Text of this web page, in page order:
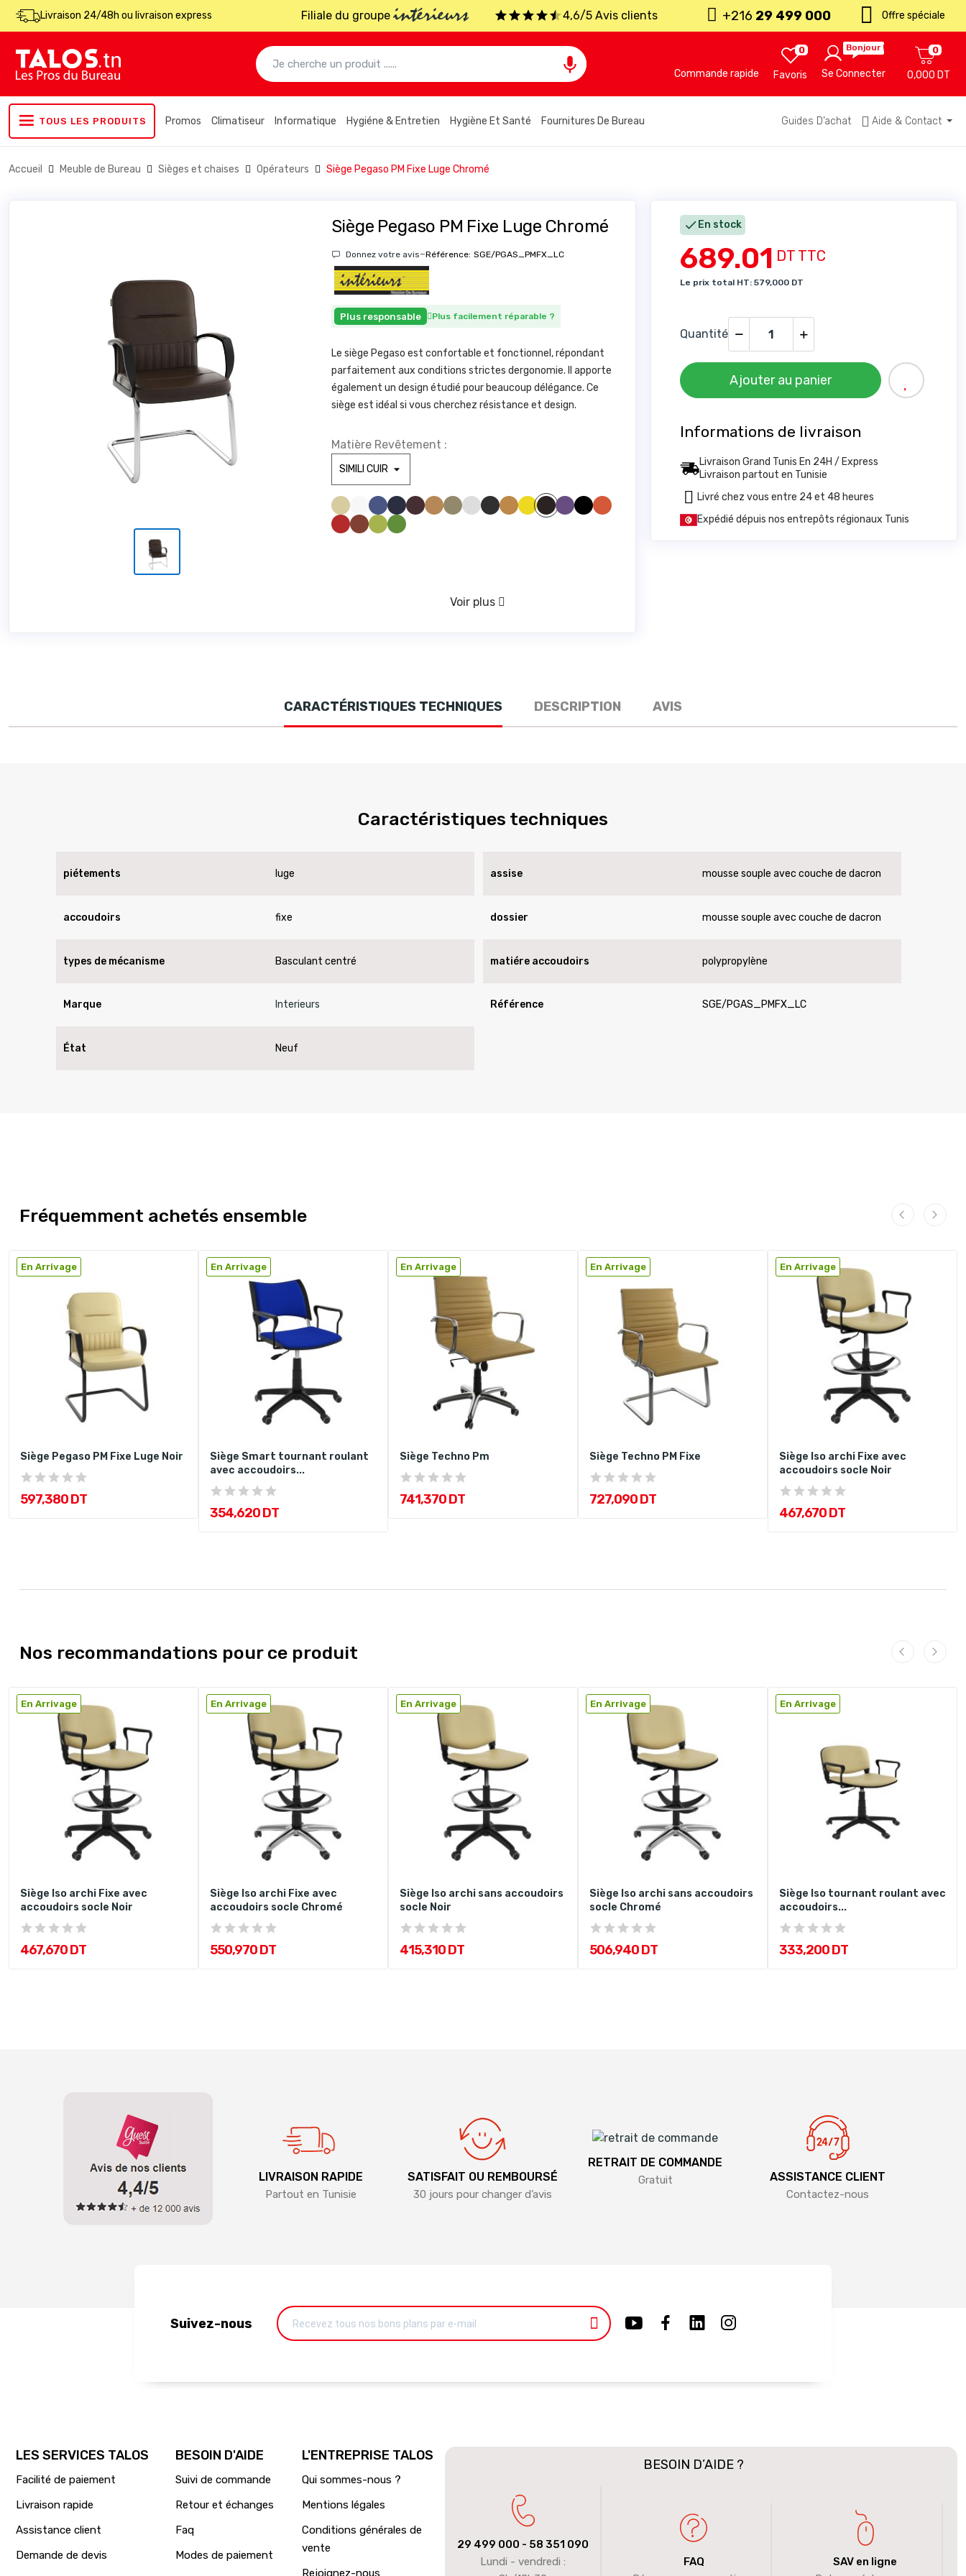
Livraison 24/48h ou livraison express Filiale du groupeintérieurs 4,6/5 Avis clients +216 29 499 000 Offre spéciale
 Commande rapide Favoris
0 Bonjour !
Se Connecter 0,000 DT
0
TOUS LES PRODUITS Promos Climatiseur Informatique Hygiéne & Entretien Hygiène Et Santé Fournitures De Bureau Guides D’achat Aide & Contact
Accueil Meuble de Bureau Sièges et chaises Opérateurs Siège Pegaso PM Fixe Luge Chromé
Siège Pegaso PM Fixe Luge Chromé
Donnez votre avis-Référence: SGE/PGAS_PMFX_LC
Plus responsable Plus facilement réparable ?
Le siège Pegaso est confortable et fonctionnel, répondant
parfaitement aux conditions strictes dergonomie. Il apporte
également un design étudié pour beaucoup délégance. Ce
siège est idéal si vous cherchez résistance et design.
Matière Revêtement :
SIMILI BLANC 100 SIMILI BLEU CLAIR 285 SIMILI BLEU FONCE1211
SIMILI BORDEAUX 1721 SIMILI CAMEL 1846SIMILI GREGE 1842SIMILI GRIS CLAIR1940
SIMILI GRIS FONCE 961 SIMILI JAUNE 446SIMILI JAUNE 475SIMILI MARRONFONCE596
SIMILI MAUVE 328 SIMILI NOIR 1000
SIMILI ROUGE 1783SIMILI ROUILLE 775SIMILI VERT ANIS 1611SIMILI VERT FORET 673
VERT D'EAU 416
Voir plus
 En stock
689.01DT TTC
Le prix total HT: 579,000 DT
Quantité
Ajouter au panier
Informations de livraison
Livraison Grand Tunis En 24H / Express
Livraison partout en Tunisie
Expédié dépuis nos entrepôts régionaux Tunis
Livré chez vous entre 24 et 48 heures
CARACTÉRISTIQUES TECHNIQUES DESCRIPTION AVIS
Caractéristiques techniques
piétements luge assise mousse souple avec couche de dacron
accoudoirs fixe dossier mousse souple avec couche de dacron
types de mécanisme Basculant centré matiére accoudoirs polypropylène
Marque Interieurs Référence SGE/PGAS_PMFX_LC
État Neuf
Fréquemment achetés ensemble
En Arrivage
Siège Pegaso PM Fixe Luge Noir
597,380 DT
En Arrivage
Siège Smart tournant roulant
avec accoudoirs...
354,620 DT
En Arrivage
Siège Techno Pm
741,370 DT
En Arrivage
Siège Techno PM Fixe
727,090 DT
En Arrivage
Siège Iso archi Fixe avec
accoudoirs socle Noir
467,670 DT
Nos recommandations pour ce produit
En Arrivage
Siège Iso archi Fixe avec
accoudoirs socle Noir
467,670 DT
En Arrivage
Siège Iso archi Fixe avec
accoudoirs socle Chromé
550,970 DT
En Arrivage
Siège Iso archi sans accoudoirs
socle Noir
415,310 DT
En Arrivage
Siège Iso archi sans accoudoirs
socle Chromé
506,940 DT
En Arrivage
Siège Iso tournant roulant avec
accoudoirs...
333,200 DT
LIVRAISON RAPIDE
Partout en Tunisie
SATISFAIT OU REMBOURSÉ
30 jours pour changer d’avis
RETRAIT DE COMMANDE
Gratuit ASSISTANCE CLIENT
Contactez-nous
Suivez-nous
LES SERVICES TALOS
Facilité de paiement
Livraison rapide
Assistance client
Demande de devis
BESOIN D'AIDE
Suivi de commande
Retour et échanges
Faq
Modes de paiement
L'ENTREPRISE TALOS
Qui sommes-nous ?
Mentions légales
Conditions générales de
vente
Rejoignez-nous
BESOIN D’AIDE ?
29 499 000 - 58 351 090
Lundi - vendredi :
FAQ
SAV en ligne